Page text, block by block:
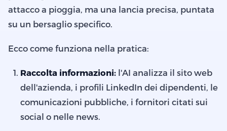
attacco a pioggia, ma una lancia precisa, puntata
su un bersaglio specifico.
Ecco come funziona nella pratica:
Raccolta informazioni: l'AI analizza il sito web
dell'azienda, i profili LinkedIn dei dipendenti, le
comunicazioni pubbliche, i fornitori citati sui
social o nelle news.